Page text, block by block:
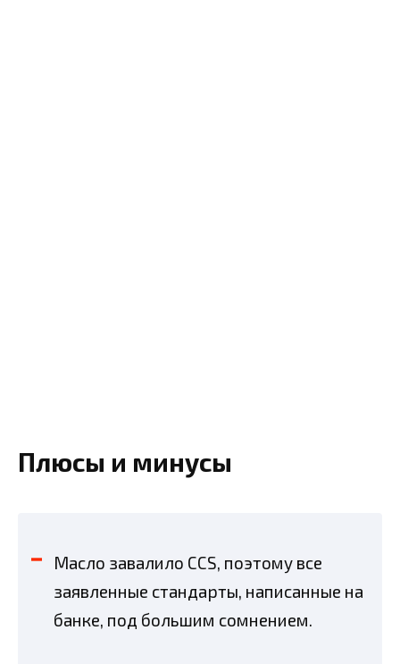
Плюсы и минусы
Масло завалило CCS, поэтому все
заявленные стандарты, написанные на
банке, под большим сомнением.